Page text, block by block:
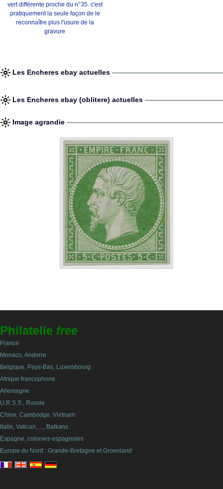
vert différente proche du n°35. c'est
pratiquement la seule façon de le
reconnaître plus l'usure de la
gravure
Les Encheres ebay actuelles
Les Encheres ebay (oblitere) actuelles
Image agrandie
Philatelie free
France
Monaco, Andorre
Belgique, Pays-Bas, Luxembourg
Afrique francophone
Allemagne
U.R.S.S., Russie
Chine, Cambodge, Vietnam
Italie, Vatican, ..., Balkans
Espagne, colonies espagnoles
Europe du Nord : Grande-Bretagne et Groenland